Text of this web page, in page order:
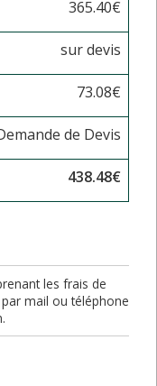
365.40€
sur devis
73.08€
de Devis
438.48€
les frais de
mail ou téléphone